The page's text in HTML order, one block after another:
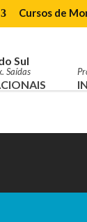
Cursos de
Sul
Saídas